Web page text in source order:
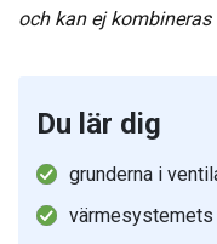
och kan ej
Du lär dig
grunderna i
värmesystemets